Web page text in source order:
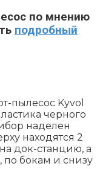
по мнению
подробный
пылесос Kyvol
черного
наделен
находятся 2
док-станцию, а
по бокам и снизу